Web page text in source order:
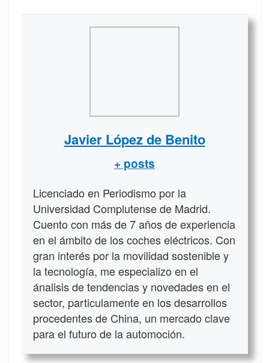
Javier López de Benito
+ posts
Licenciado en Periodismo por la
Universidad Complutense de Madrid.
Cuento con más de 7 años de experiencia
en el ámbito de los coches eléctricos. Con
gran interés por la movilidad sostenible y
la tecnología, me especializo en el
ánalisis de tendencias y novedades en el
sector, particulamente en los desarrollos
procedentes de China, un mercado clave
para el futuro de la automoción.